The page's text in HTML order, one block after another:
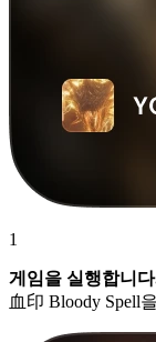
1
게임을 실행합니
血印 Bloody Spell